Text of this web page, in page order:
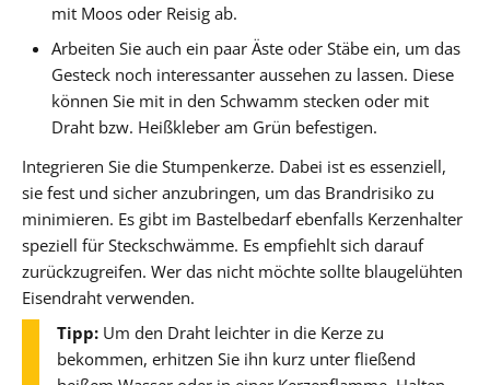
mit Moos oder Reisig ab.
Arbeiten Sie auch ein paar Äste oder Stäbe ein, um das
Gesteck noch interessanter aussehen zu lassen. Diese
können Sie mit in den Schwamm stecken oder mit
Draht bzw. Heißkleber am Grün befestigen.
Integrieren Sie die Stumpenkerze. Dabei ist es essenziell,
sie fest und sicher anzubringen, um das Brandrisiko zu
minimieren. Es gibt im Bastelbedarf ebenfalls Kerzenhalter
speziell für Steckschwämme. Es empfiehlt sich darauf
zurückzugreifen. Wer das nicht möchte sollte blaugelühten
Eisendraht verwenden.
Tipp: Um den Draht leichter in die Kerze zu
bekommen, erhitzen Sie ihn kurz unter fließend